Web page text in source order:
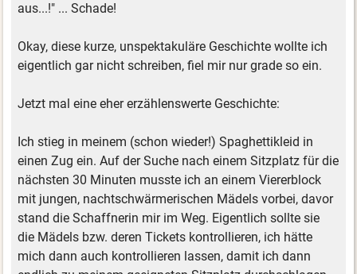
aus...!" ... Schade!
Okay, diese kurze, unspektakuläre Geschichte wollte ich
eigentlich gar nicht schreiben, fiel mir nur grade so ein.
Jetzt mal eine eher erzählenswerte Geschichte:
Ich stieg in meinem (schon wieder!) Spaghettikleid in
einen Zug ein. Auf der Suche nach einem Sitzplatz für die
nächsten 30 Minuten musste ich an einem Viererblock
mit jungen, nachtschwärmerischen Mädels vorbei, davor
stand die Schaffnerin mir im Weg. Eigentlich sollte sie
die Mädels bzw. deren Tickets kontrollieren, ich hätte
mich dann auch kontrollieren lassen, damit ich dann